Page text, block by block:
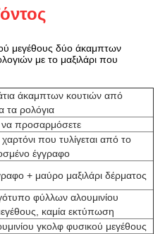
μεγέθους δύο άκαμπτων
με το μαξιλάρι που
άκαμπτων κουτιών από
τα ρολόγια
προσαρμόσετε
που τυλίγεται από το
έγγραφο
+ μαύρο μαξιλάρι δέρματος
φύλλων αλουμινίου
καμία εκτύπωση
γκολφ φυσικού μεγέθους